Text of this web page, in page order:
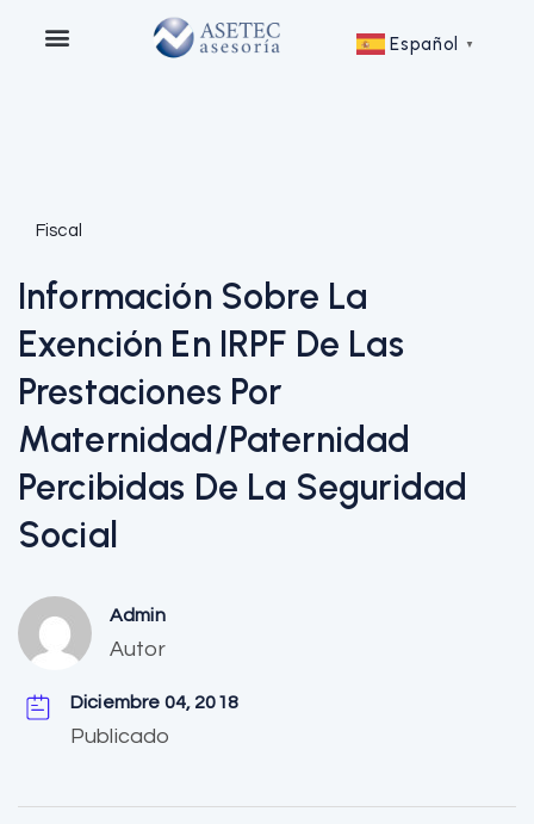
Español ▼
Fiscal
Información Sobre La
Exención En IRPF De Las
Prestaciones Por
Maternidad/paternidad
Percibidas De La Seguridad
Social
Admin
Autor
Diciembre 04, 2018
Publicado